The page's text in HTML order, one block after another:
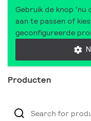
Gebruik de knop 'nu
aan te passen of
geconfigureerde
Producten